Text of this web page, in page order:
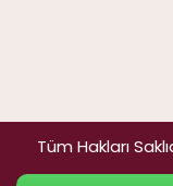
Tüm Hakları